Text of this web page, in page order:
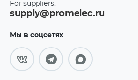
For suppliers:
supply@promelec.ru
Мы в соцсетях